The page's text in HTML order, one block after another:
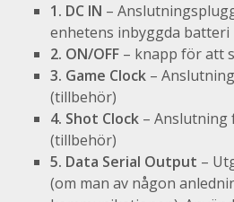
1. DC IN –
enhetens inbyggda batteri
2. ON/OFF – knapp för att
3. Game Clock –
(tillbehör)
4. Shot Clock –
(tillbehör)
5. Data Serial Output –
(om man av någon